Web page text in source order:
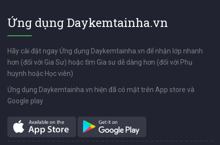
Ứng dụng Daykemtainha.vn
Hãy cài đặt ngay Ứng dụng Daykemtainha.vn để nhận lớp nhanh
hơn (đối với Gia Sư) hoặc tìm Gia sư dễ dàng hơn (đối với Phụ
huynh hoặc Học viên)
Ứng dụng Daykemtainha.vn hiện đã có mặt trên App store và
Google play